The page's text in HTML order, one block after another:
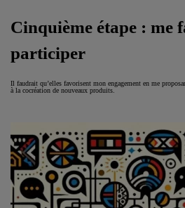
Cinquième étape : me
participer
Il faudrait qu’elles favorisent mon engagement en me
à la cocréation de nouveaux produits.